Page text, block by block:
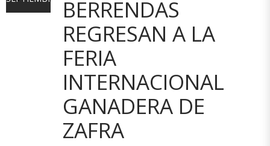
BERRENDAS
REGRESAN A LA
FERIA
INTERNACIONAL
GANADERA DE
ZAFRA